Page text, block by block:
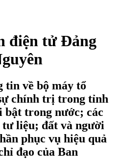
điện tử Đảng
tin về bộ máy tổ
chính trị trong tỉnh
bật trong nước; các
liệu; đất và người
phục vụ hiệu quả
đạo của Ban